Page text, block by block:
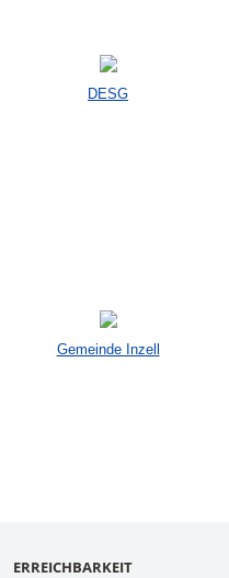
DESG
Gemeinde Inzell
ERREICHBARKEIT